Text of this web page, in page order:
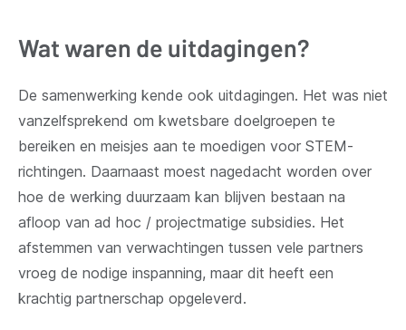
Wat waren de uitdagingen?
De samenwerking kende ook uitdagingen. Het was niet
vanzelfsprekend om kwetsbare doelgroepen te
bereiken en meisjes aan te moedigen voor STEM-
richtingen. Daarnaast moest nagedacht worden over
hoe de werking duurzaam kan blijven bestaan na
afloop van ad hoc / projectmatige subsidies. Het
afstemmen van verwachtingen tussen vele partners
vroeg de nodige inspanning, maar dit heeft een
krachtig partnerschap opgeleverd.